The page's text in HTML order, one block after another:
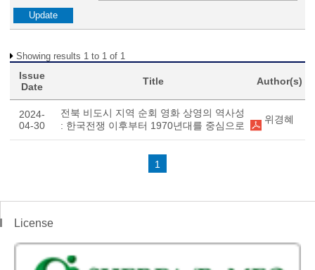
Showing results 1 to 1 of 1
Issue
Date
Title Author(s)
2024-
04-30
전북 비도시 지역 순회 영화 상영의 역사성
: 한국전쟁 이후부터 1970년대를 중심으로
위경혜
1
License